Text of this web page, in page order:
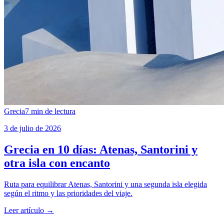
Grecia7 min de lectura
3 de julio de 2026
Grecia en 10 días: Atenas, Santorini y
otra isla con encanto
Ruta para equilibrar Atenas, Santorini y una segunda isla elegida
según el ritmo y las prioridades del viaje.
Leer artículo →